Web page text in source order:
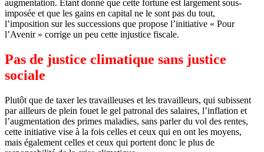
augmentation. Etant donné que cette fortune est largement sous-
imposée et que les gains en capital ne le sont pas du tout,
l’imposition sur les successions que propose l’initiative « Pour
l’Avenir » corrige un peu cette injustice fiscale.
Pas de justice climatique sans justice
sociale
Plutôt que de taxer les travailleuses et les travailleurs, qui subissent
par ailleurs de plein fouet le gel patronal des salaires, l’inflation et
l’augmentation des primes maladies, sans parler du vol des rentes,
cette initiative vise à la fois celles et ceux qui en ont les moyens,
mais également celles et ceux qui portent donc le plus de